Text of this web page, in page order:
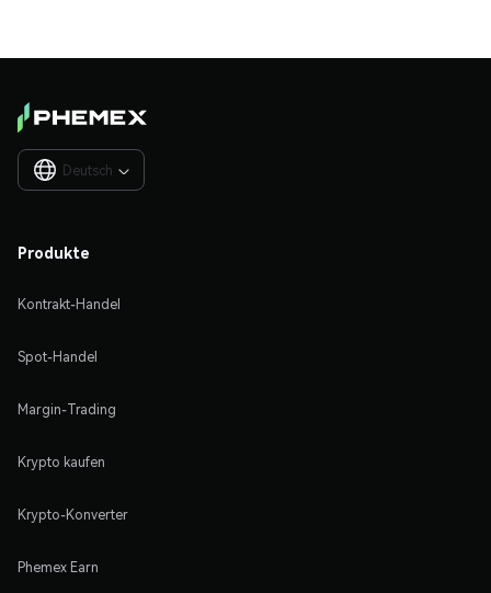
Deutsch 
Produkte
Kontrakt-Handel
Spot-Handel
Margin-Trading
Krypto kaufen
Krypto-Konverter
Phemex Earn